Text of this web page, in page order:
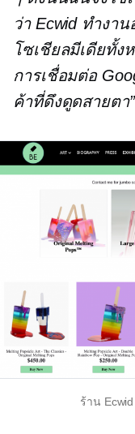
ว่า Ecwid ทำงา
โซเชียลมีเดียทั้
การเชื่อมต่อ
ค้าที่ดึงดูดสายตา”
ร้าน